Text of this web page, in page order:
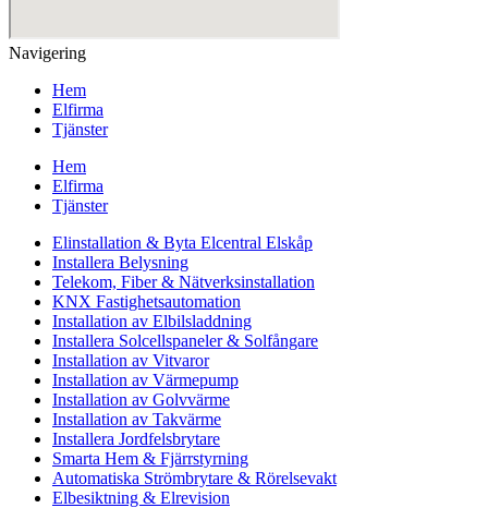
Navigering
Hem
Elfirma
Tjänster
Hem
Elfirma
Tjänster
Elinstallation & Byta Elcentral Elskåp
Installera Belysning
Telekom, Fiber & Nätverksinstallation
KNX Fastighetsautomation
Installation av Elbilsladdning
Installera Solcellspaneler & Solfångare
Installation av Vitvaror
Installation av Värmepump
Installation av Golvvärme
Installation av Takvärme
Installera Jordfelsbrytare
Smarta Hem & Fjärrstyrning
Automatiska Strömbrytare & Rörelsevakt
Elbesiktning & Elrevision